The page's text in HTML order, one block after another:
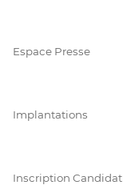
Espace Presse
Implantations
Inscription Candidat